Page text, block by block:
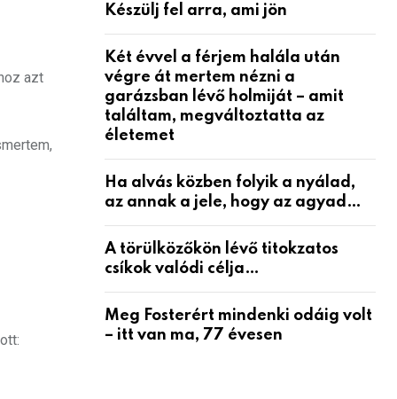
azt
Készülj fel arra, ami jön
Két évvel a férjem halála után
végre át mertem nézni a
garázsban lévő holmiját – amit
találtam, megváltoztatta az
életemet
Ha alvás közben folyik a nyálad,
az annak a jele, hogy az agyad…
A törülközőkön lévő titokzatos
csíkok valódi célja…
Meg Fosterért mindenki odáig volt
– itt van ma, 77 évesen